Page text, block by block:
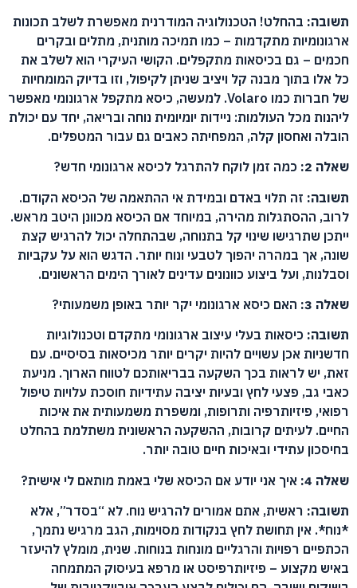
תשובה: בהחלט! הטכנולוגיה המודרנית מאפשרת לשלב תכונות
ארגונומיות מתקדמות – כמו תמיכה מותנית, מתלים ובקרים
חכמים – גם בכיסאות מתקפלים. הקושי העיקרי הוא לשלב את
כל אלו בתוך מבנה קל ויציב שניתן לקיפול, וזו בדיוק המומחיות
של חברות כמו Volaro. למעשה, כיסא מתקפל ארגונומי מאפשר
ליהנות מכל העולמות: ניידות יומיומית נוחה ובריאה, יחד עם יכולת
הובלה ואחסון קלה, המפחיתה כאבים גם עבור המטפלים.
שאלה 2:
כמה זמן לוקח להתרגל לכיסא ארגונומי חדש?
תשובה: זה תלוי באדם ובמידת אי ההתאמה של הכיסא הקודם.
לרוב, ההסתגלות מהירה, במיוחד אם הכיסא מכוונן היטב מראש.
ייתכן שתרגישו שינוי קל בתנוחה, שבהתחלה יכול להרגיש קצת
שונה, אך במהרה יהפוך לטבעי ונוח יותר. הדגש הוא על עקביות
וסבלנות, ועל ביצוע כוונונים עדינים לאורך הימים הראשונים.
שאלה 3:
האם כיסא ארגונומי יקר יותר באופן משמעותי?
תשובה: כיסאות בעלי עיצוב ארגונומי מתקדם וטכנולוגיות
חדשניות אכן עשויים להיות יקרים יותר מכיסאות בסיסיים. עם
זאת, יש לראות בכך השקעה בבריאותכם לטווח הארוך. מניעת
כאבי גב, פצעי לחץ ובעיות יציבה עתידיות חוסכת עלויות טיפול
רפואי, פיזיותרפיה ותרופות, ומשפרת משמעותית את איכות
החיים. לעיתים קרובות, ההשקעה הראשונית משתלמת בהחלט
בחיסכון עתידי ובאיכות חיים טובה יותר.
שאלה 4:
איך אני יודע אם הכיסא שלי באמת מותאם לי אישית?
תשובה: ראשית, אתם אמורים להרגיש נוח. לא “בסדר”, אלא
*נוח*. אין תחושת לחץ בנקודות מסוימות, הגב מרגיש נתמך,
הכתפיים רפויות והרגליים מונחות בנוחות. שנית, מומלץ להיעזר
באיש מקצוע – פיזיותרפיסט או מרפא בעיסוק המתמחה